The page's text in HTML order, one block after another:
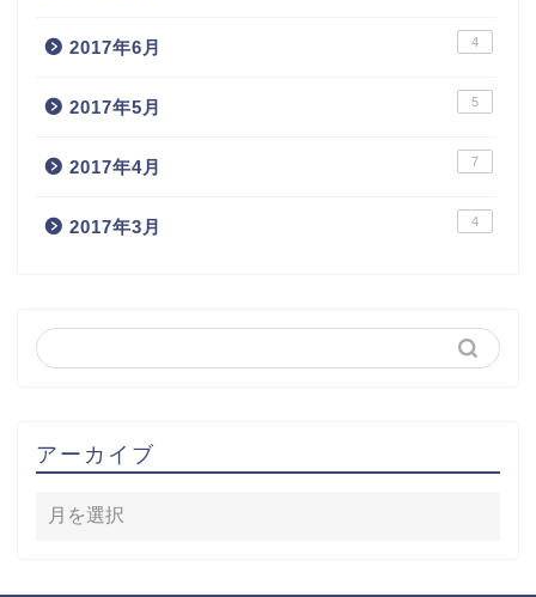
2017年6月 4
2017年5月 5
2017年4月 7
2017年3月 4
アーカイブ